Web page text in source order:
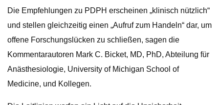
Die Empfehlungen zu PDPH erscheinen „klinisch nützlich“
und stellen gleichzeitig einen „Aufruf zum Handeln“ dar, um
offene Forschungslücken zu schließen, sagen die
Kommentarautoren Mark C. Bicket, MD, PhD, Abteilung für
Anästhesiologie, University of Michigan School of
Medicine, und Kollegen.